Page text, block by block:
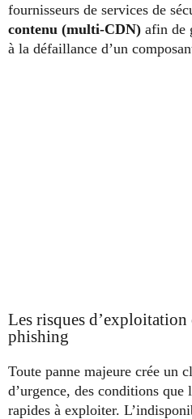
fournisseurs de services de
contenu (multi-CDN) afin de
à la défaillance d’un
Les risques
phishing
Toute panne majeure crée un
d’urgence, des conditions
rapides à exploiter.